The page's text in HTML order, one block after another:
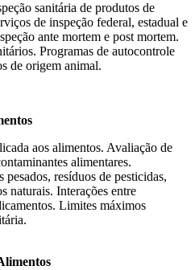
sanitária de produtos de
de inspeção federal, estadual e
ante mortem e post mortem.
Programas de autocontrole
de origem animal.
aos alimentos. Avaliação de
alimentares.
resíduos de pesticidas,
naturais. Interações entre
Limites máximos